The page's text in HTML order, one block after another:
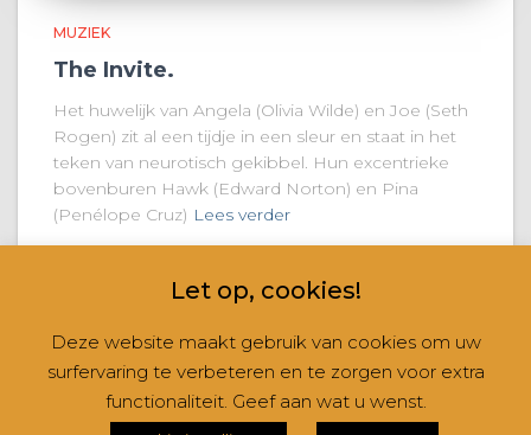
MUZIEK
The Invite.
Het huwelijk van Angela (Olivia Wilde) en Joe (Seth
Rogen) zit al een tijdje in een sleur en staat in het
teken van neurotisch gekibbel. Hun excentrieke
bovenburen Hawk (Edward Norton) en Pina
(Penélope Cruz) Lees verder
CONTACT NIEUWSBRIEVEN RUBRIEKEN
Hestia | Ontwikkeld doorThemeIsle
Let op, cookies!
Deze website maakt gebruik van cookies om uw
surfervaring te verbeteren en te zorgen voor extra
functionaliteit. Geef aan wat u wenst.